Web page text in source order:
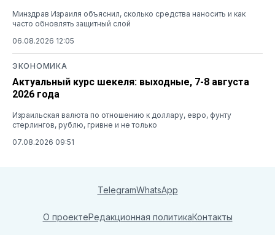
Минздрав Израиля объяснил, сколько средства наносить и как
часто обновлять защитный слой
06.08.2026 12:05
ЭКОНОМИКА
Актуальный курс шекеля: выходные, 7-8 августа
2026 года
Израильская валюта по отношению к доллару, евро, фунту
стерлингов, рублю, гривне и не только
07.08.2026 09:51
TelegramWhatsApp
О проектеРедакционная политикаКонтакты